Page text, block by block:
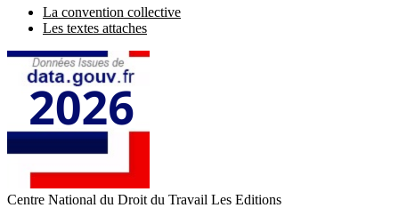
La convention collective
Les textes attaches
Centre National du Droit du Travail Les Editions